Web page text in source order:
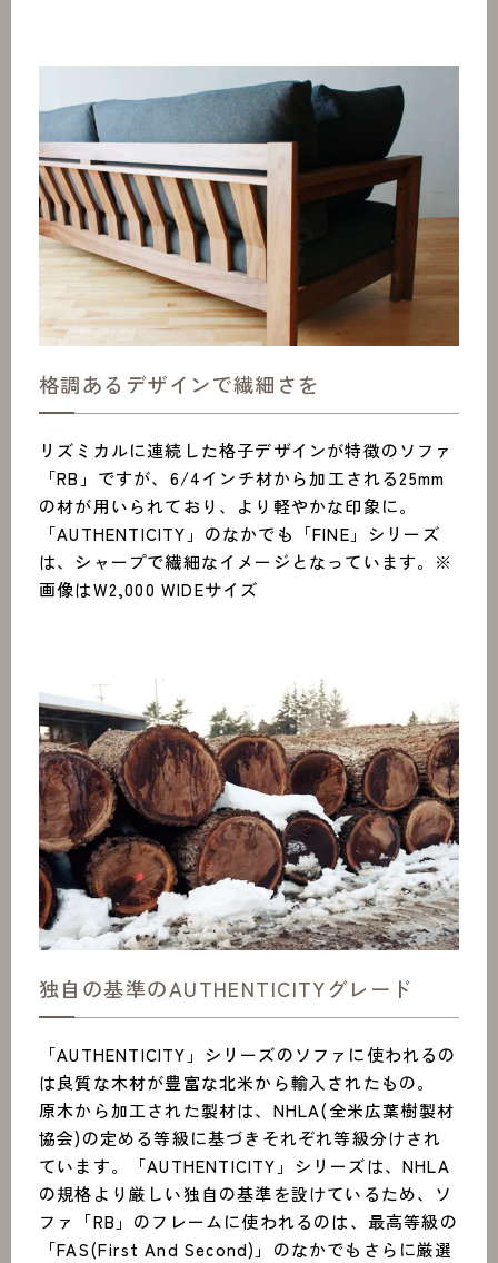
格調あるデザインで繊細さを
リズミカルに連続した格子デザインが特徴のソファ
「RB」ですが、6/4インチ材から加工される25mm
の材が用いられており、より軽やかな印象に。
「AUTHENTICITY」のなかでも「FINE」シリーズ
は、シャープで繊細なイメージとなっています。※
画像はW2,000 WIDEサイズ
独自の基準のAUTHENTICITYグレード
「AUTHENTICITY」シリーズのソファに使われるの
は良質な木材が豊富な北米から輸入されたもの。
原木から加工された製材は、NHLA(全米広葉樹製材
協会)の定める等級に基づきそれぞれ等級分けされ
ています。「AUTHENTICITY」シリーズは、NHLA
の規格より厳しい独自の基準を設けているため、ソ
ファ「RB」のフレームに使われるのは、最高等級の
「FAS(First And Second)」のなかでもさらに厳選